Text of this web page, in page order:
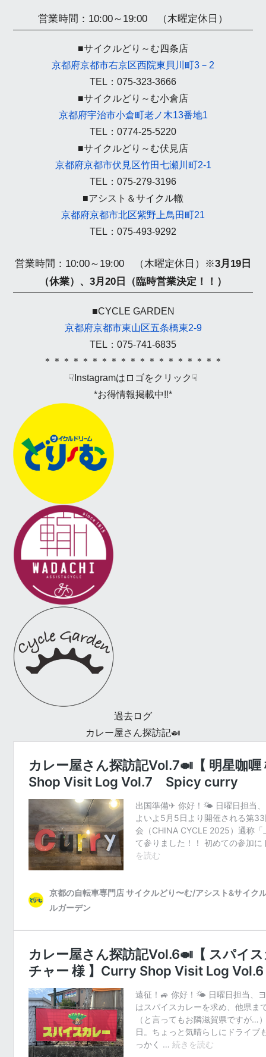
営業時間：10:00～19:00 （木曜定休日）
■サイクルどり～む四条店
京都府京都市右京区西院東貝川町3－2
TEL：075-323-3666
■サイクルどり～む小倉店
京都府宇治市小倉町老ノ木13番地1
TEL：0774-25-5220
■サイクルどり～む伏見店
京都府京都市伏見区竹田七瀬川町2-1
TEL：075-279-3196
■アシスト＆サイクル轍
京都府京都市北区紫野上鳥田町21
TEL：075-493-9292
営業時間：10:00～19:00 （木曜定休日） ※3月19日
（休業）、 3月20日（臨時営業決定！！）
■CYCLE GARDEN
京都府京都市東山区五条橋東2-9
TEL：075-741-6835
＊＊＊＊＊＊＊＊＊＊＊＊＊＊＊＊＊＊＊
☟Instagramはロゴをクリック☟
*お得情報掲載中‼*
過去ログ
カレー屋さん探訪記🍛